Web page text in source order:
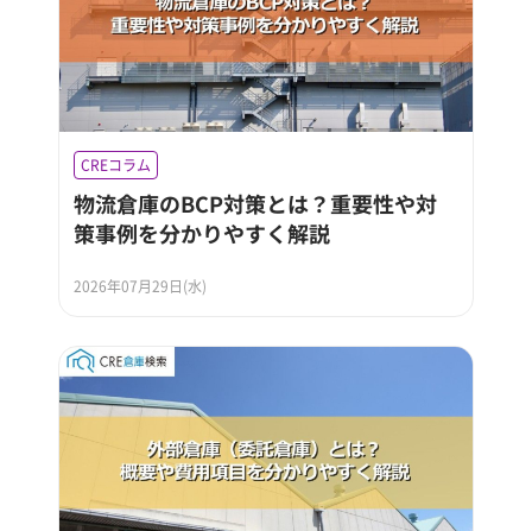
CREコラム
物流倉庫のBCP対策とは？重要性や対
策事例を分かりやすく解説
2026年07月29日(水)